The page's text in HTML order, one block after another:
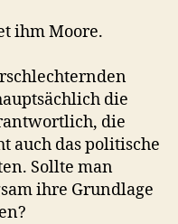
ihm Moore.
die
die
auch das politische
Sollte man
ihre Grundlage